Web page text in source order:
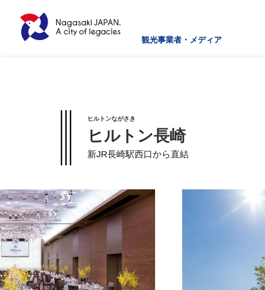
観光事業者・メディア
ヒルトンながさき
ヒルトン長崎
新JR長崎駅西口から直結